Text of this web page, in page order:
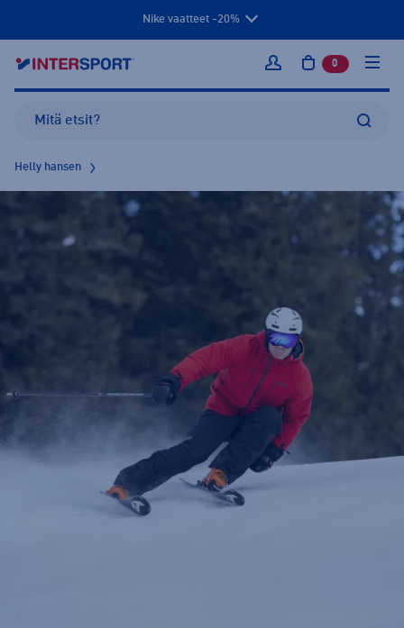
Nike vaatteet -20%
Kirjaudu sisään
0 tuotetta
Helly hansen